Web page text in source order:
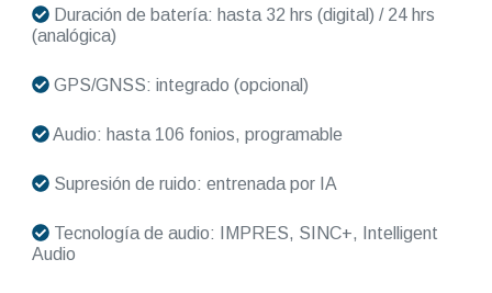
Duración de batería: hasta 32 hrs (digital) / 24 hrs
(analógica)
GPS/GNSS: integrado (opcional)
Audio: hasta 106 fonios, programable
Supresión de ruido: entrenada por IA
Tecnología de audio: IMPRES, SINC+, Intelligent
Audio